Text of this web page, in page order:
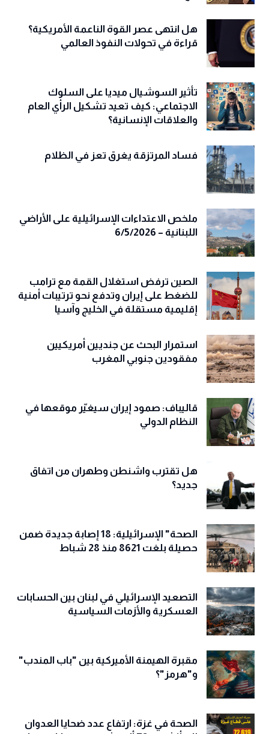
هل انتهى عصر القوة الناعمة الأمريكية؟
قراءة في تحولات النفوذ العالمي
تأثير السوشيال ميديا على السلوك
الاجتماعي: كيف تعيد تشكيل الرأي العام
والعلاقات الإنسانية؟
فساد المرتزقة يغرق تعز في الظلام
ملخص الاعتداءات الإسرائيلية على الأراضي
اللبنانية – 6/5/2026
الصين ترفض استغلال القمة مع ترامب
للضغط على إيران وتدفع نحو ترتيبات أمنية
إقليمية مستقلة في الخليج وآسيا
استمرار البحث عن جنديين أمريكيين
مفقودين جنوبي المغرب
قاليباف: صمود إيران سيغيّر موقعها في
النظام الدولي
هل تقترب واشنطن وطهران من اتفاق
جديد؟
الصحة" الإسرائيلية: 18 إصابة جديدة ضمن
حصيلة بلغت 8621 منذ 28 شباط
التصعيد الإسرائيلي في لبنان بين الحسابات
العسكرية والأزمات السياسية
مقبرة الهيمنة الأميركية بين "باب المندب"
و"هرمز"؟
الصحة في غزة: ارتفاع عدد ضحايا العدوان